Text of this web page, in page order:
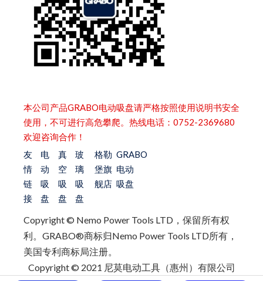
本公司产品GRABO电动吸盘请严格按照使用说明书安全
使用，不可进行高危攀爬。热线电话：0752-2369680
欢迎咨询合作！
友
情
链
接
电
动
吸
盘
真
空
吸
盘
玻
璃
吸
盘
格勒
堡旗
舰店
GRABO
电动
吸盘
Copyright © Nemo Power Tools LTD，保留所有权
利。 GRABO®商标归Nemo Power Tools LTD所有，
美国专利商标局注册。
Copyright © 2021 尼莫电动工具（惠州）有限公司